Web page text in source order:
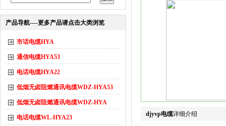
产品导航----更多产品请点击大类浏览
市话电缆HYA
通信电缆HYA53
电话电缆HYA22
低烟无卤阻燃通讯电缆WDZ-HYA53
低烟无卤阻燃通讯电缆WDZ-HYA
电话电缆WL-HYA23 djyvp电缆详细介绍